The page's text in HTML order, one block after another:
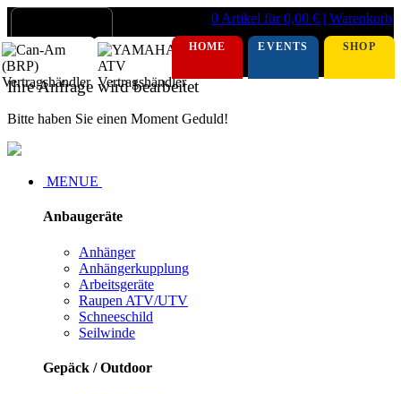
0 Artikel für 0,00 € | Warenkorb
HOME EVENTS SHOP
Ihre Anfrage wird bearbeitet
Bitte haben Sie einen Moment Geduld!
MENUE
Anbaugeräte
Anhänger
Anhängerkupplung
Arbeitsgeräte
Raupen ATV/UTV
Schneeschild
Seilwinde
Gepäck / Outdoor